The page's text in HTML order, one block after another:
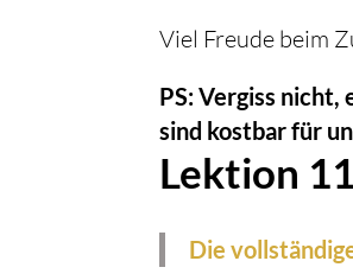
Viel Freude beim
PS: Vergiss nicht,
sind kostbar für
Lektion
Die